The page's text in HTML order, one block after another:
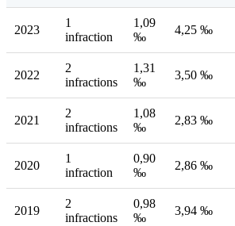
2023
1
infraction
1,09
‰
4,25 ‰
2022
2
infractions
1,31
‰
3,50 ‰
2021
2
infractions
1,08
‰
2,83 ‰
2020
1
infraction
0,90
‰
2,86 ‰
2019
2
infractions
0,98
‰
3,94 ‰